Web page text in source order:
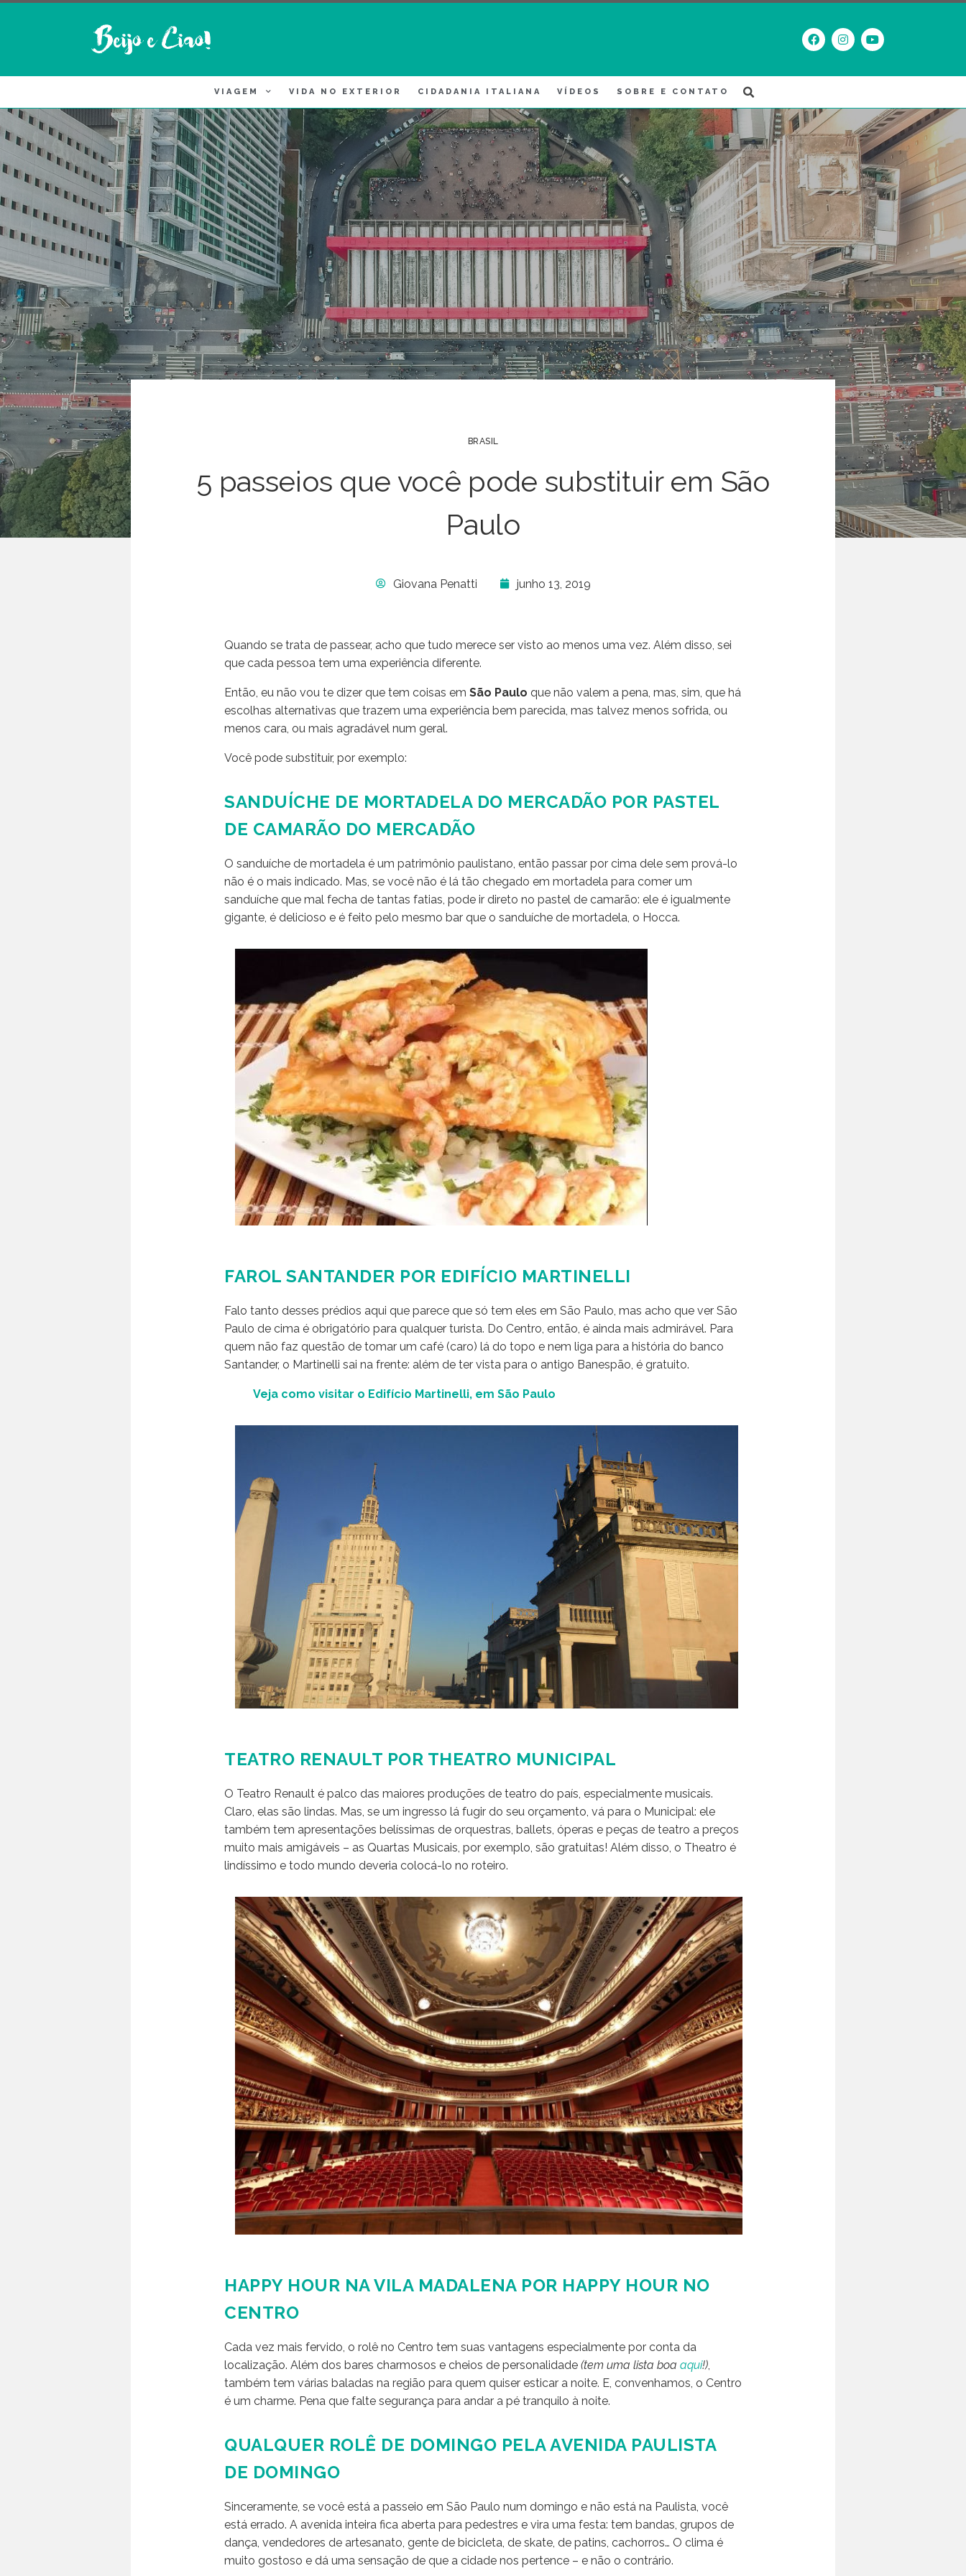
VIAGEM VIDA NO EXTERIOR CIDADANIA ITALIANA VÍDEOS SOBRE E CONTATO
BRASIL
5 passeios que você pode substituir em São
Paulo
Giovana Penatti junho 13, 2019
Quando se trata de passear, acho que tudo merece ser visto ao menos uma vez. Além disso, sei
que cada pessoa tem uma experiência diferente.
Então, eu não vou te dizer que tem coisas em São Paulo que não valem a pena, mas, sim, que há
escolhas alternativas que trazem uma experiência bem parecida, mas talvez menos sofrida, ou
menos cara, ou mais agradável num geral.
Você pode substituir, por exemplo:
SANDUÍCHE DE MORTADELA DO MERCADÃO POR PASTEL
DE CAMARÃO DO MERCADÃO
O sanduíche de mortadela é um patrimônio paulistano, então passar por cima dele sem prová-lo
não é o mais indicado. Mas, se você não é lá tão chegado em mortadela para comer um
sanduíche que mal fecha de tantas fatias, pode ir direto no pastel de camarão: ele é igualmente
gigante, é delicioso e é feito pelo mesmo bar que o sanduíche de mortadela, o Hocca.
FAROL SANTANDER POR EDIFÍCIO MARTINELLI
Falo tanto desses prédios aqui que parece que só tem eles em São Paulo, mas acho que ver São
Paulo de cima é obrigatório para qualquer turista. Do Centro, então, é ainda mais admirável. Para
quem não faz questão de tomar um café (caro) lá do topo e nem liga para a história do banco
Santander, o Martinelli sai na frente: além de ter vista para o antigo Banespão, é gratuito.
Veja como visitar o Edifício Martinelli, em São Paulo
TEATRO RENAULT POR THEATRO MUNICIPAL
O Teatro Renault é palco das maiores produções de teatro do país, especialmente musicais.
Claro, elas são lindas. Mas, se um ingresso lá fugir do seu orçamento, vá para o Municipal: ele
também tem apresentações belíssimas de orquestras, ballets, óperas e peças de teatro a preços
muito mais amigáveis – as Quartas Musicais, por exemplo, são gratuitas! Além disso, o Theatro é
lindíssimo e todo mundo deveria colocá-lo no roteiro.
HAPPY HOUR NA VILA MADALENA POR HAPPY HOUR NO
CENTRO
Cada vez mais fervido, o rolê no Centro tem suas vantagens especialmente por conta da
localização. Além dos bares charmosos e cheios de personalidade (tem uma lista boa aqui!),
também tem várias baladas na região para quem quiser esticar a noite. E, convenhamos, o Centro
é um charme. Pena que falte segurança para andar a pé tranquilo à noite.
QUALQUER ROLÊ DE DOMINGO PELA AVENIDA PAULISTA
DE DOMINGO
Sinceramente, se você está a passeio em São Paulo num domingo e não está na Paulista, você
está errado. A avenida inteira fica aberta para pedestres e vira uma festa: tem bandas, grupos de
dança, vendedores de artesanato, gente de bicicleta, de skate, de patins, cachorros… O clima é
muito gostoso e dá uma sensação de que a cidade nos pertence – e não o contrário.